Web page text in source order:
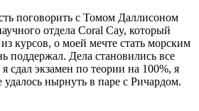
поговорить с Томом Даллисоном
отдела Coral Cay, который
курсов, о моей мечте стать морским
поддержал. Дела становились все
сдал экзамен по теории на 100%, я
нырнуть в паре с Ричардом.